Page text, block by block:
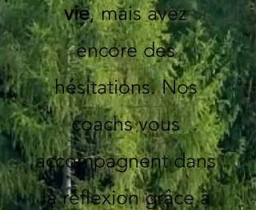
vie, mais avez
encore des
hésitations. Nos
coachs vous
accompagnent dans
la réflexion grâce à